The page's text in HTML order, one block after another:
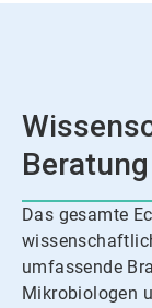
Das gesamte
umfassende
Mikrobiologen